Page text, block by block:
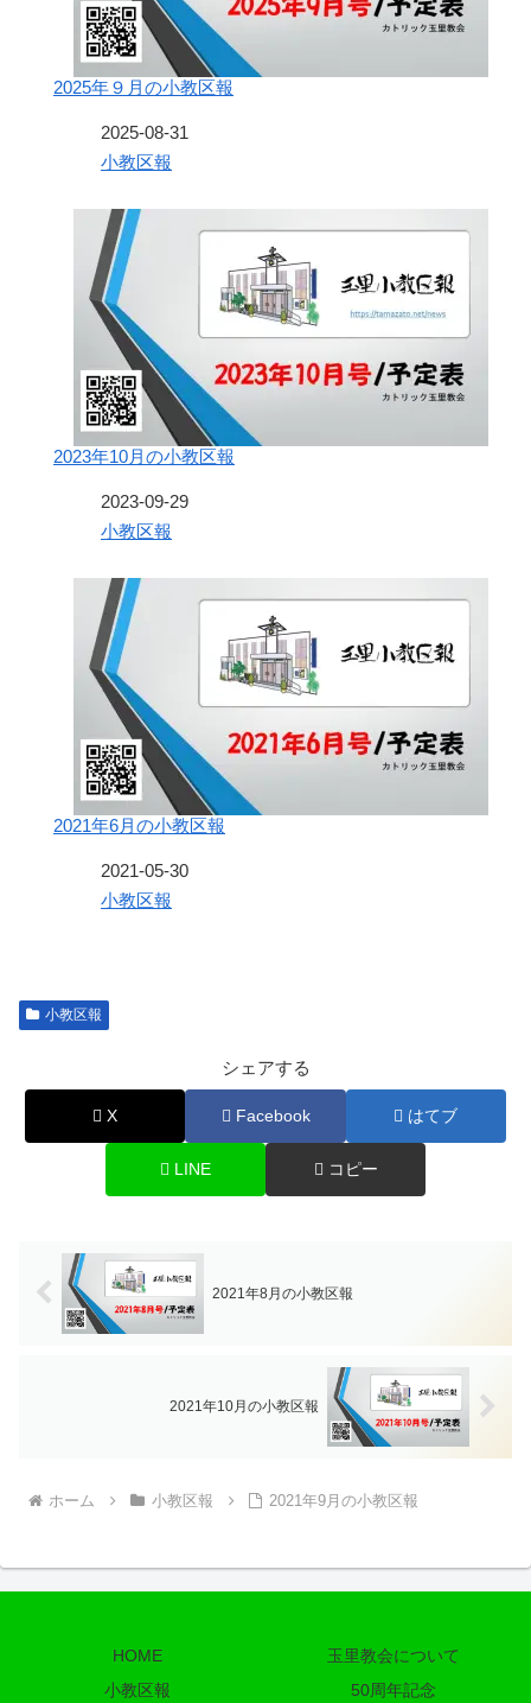
2025年９月の小教区報
2025-08-31
関連理由小教区報
2023年10月の小教区報
2023-09-29
関連理由小教区報
2021年6月の小教区報
2021-05-30
関連理由小教区報
小教区報
シェアする
X Facebook はてブ
LINE コピー
2021年8月の小教区報
2021年10月の小教区報
ホーム 小教区報 2021年9月の小教区報
HOME
玉里教会について
小教区報
50周年記念